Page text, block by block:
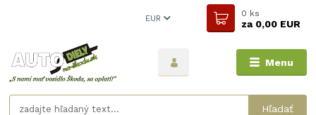
Menu
EUR
Hľadať
0 ks
za0,00 EUR